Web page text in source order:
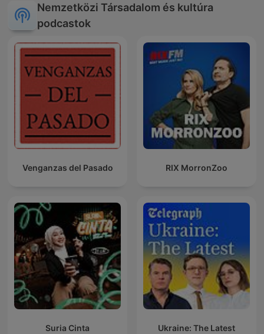
Nemzetközi Társadalom és kultúra
podcastok
Venganzas del Pasado RIX MorronZoo
Suria Cinta Ukraine: The Latest